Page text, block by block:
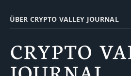
ÜBER CRYPTO VALLEY JOURNAL